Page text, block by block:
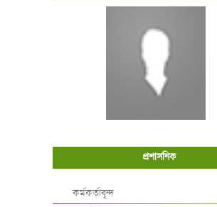
প্রশাসনিক
কর্মকর্তাবৃন্দ